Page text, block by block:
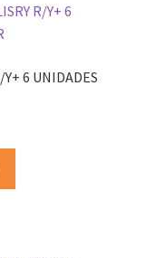
6 UNIDADES